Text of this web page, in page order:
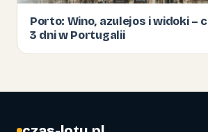
Porto: Wino, azulejos i widoki –
3 dni w Portugalii